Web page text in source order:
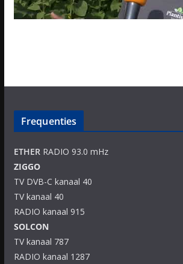
Frequenties
ETHERRADIO 93.0 mHz
ZIGGO
TV DVB-C kanaal 40
TV kanaal 40
RADIO kanaal 915
SOLCON
TV kanaal 787
RADIO kanaal 1287